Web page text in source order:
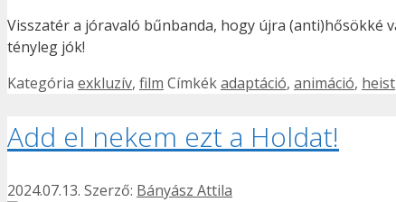
Visszatér a jóravaló bűnbanda, hogy újra (anti)hősökké
tényleg jók!
Kategória exkluzív, film Címkékadaptáció, animáció, heist
Add el nekem ezt a Holdat!
2024.07.13. Szerző: Bányász Attila